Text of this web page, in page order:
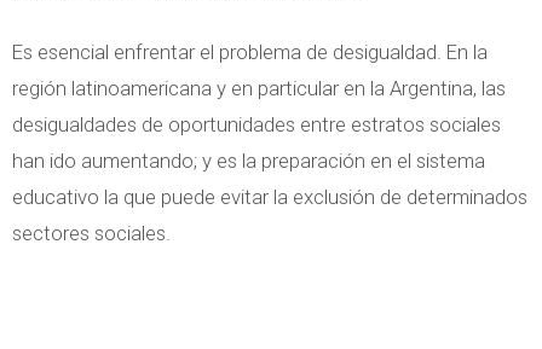
Es esencial enfrentar el problema de desigualdad. En la
región latinoamericana y en particular en la Argentina, las
desigualdades de oportunidades entre estratos sociales
han ido aumentando; y es la preparación en el sistema
educativo la que puede evitar la exclusión de determinados
sectores sociales.